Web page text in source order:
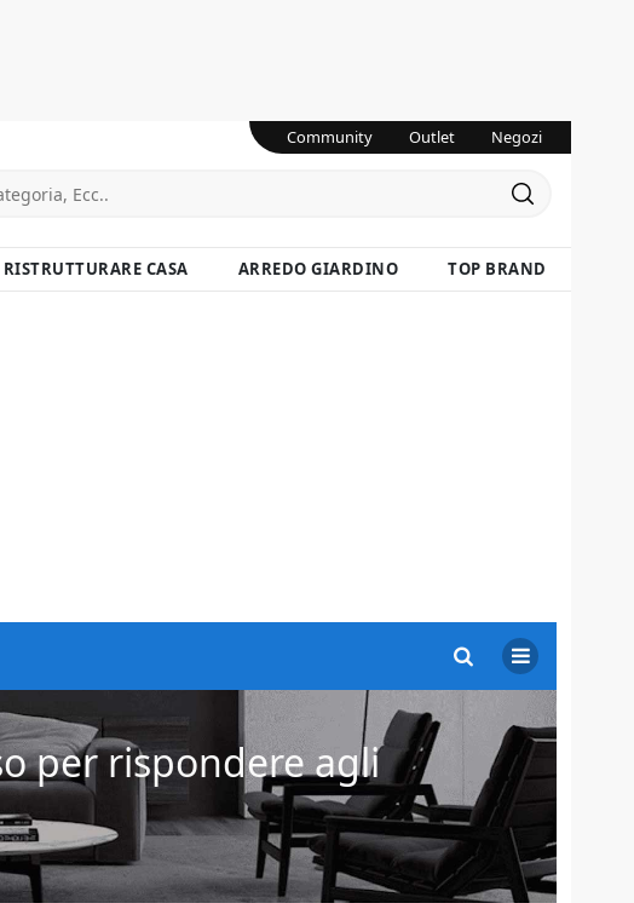
Community Outlet Negozi
RISTRUTTURARE CASA ARREDO GIARDINO TOP BRAND
per rispondere agli